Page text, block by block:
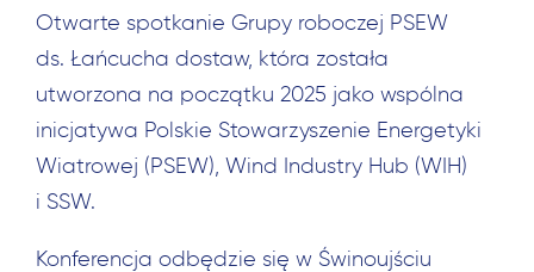
Otwarte spotkanie Grupy roboczej PSEW
ds. Łańcucha dostaw, która została
utworzona na początku 2025 jako wspólna
inicjatywa Polskie Stowarzyszenie Energetyki
Wiatrowej (PSEW), Wind Industry Hub (WIH)
i SSW.
Konferencja odbędzie się w Świnoujściu